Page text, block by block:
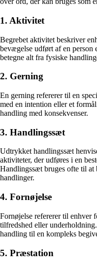
1. Aktivitet
Begrebet aktivitet beskriver
bevægelse udført af en person
betegne alt fra fysiske
2. Gerning
En gerning refererer til en
med en intention eller et
handling med konsekvenser.
3. Handlingssæt
Udtrykket handlingssæt
aktiviteter, der udføres i en
Handlingssæt bruges ofte til at
handlinger.
4. Fornøjelse
Fornøjelse refererer til
tilfredshed eller
handling til en kompleks
5. Præstation